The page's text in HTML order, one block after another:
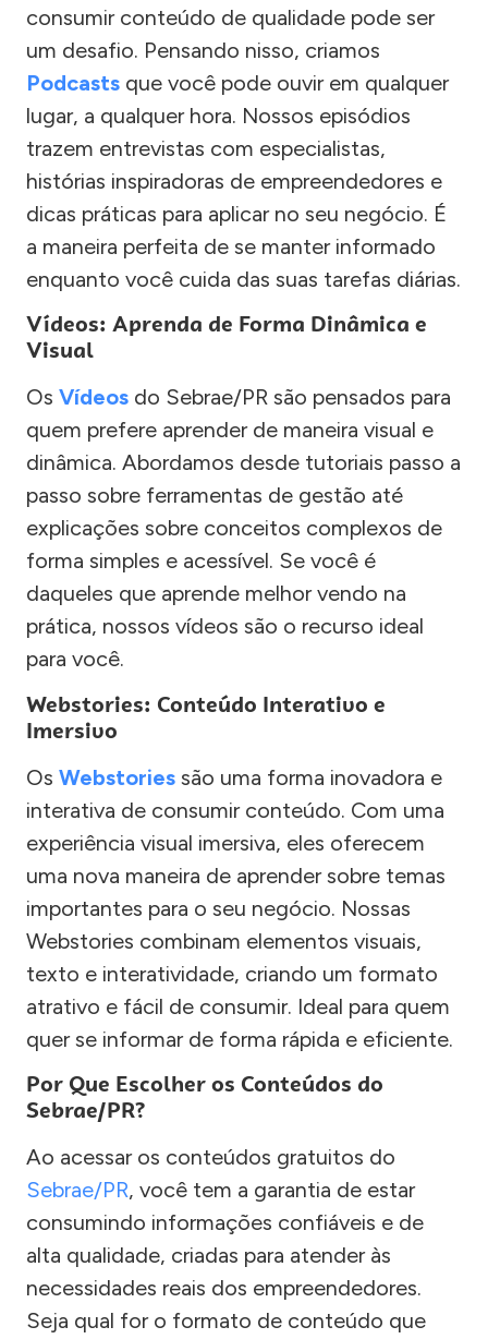
consumir conteúdo de qualidade pode ser
um desafio. Pensando nisso, criamos
Podcasts que você pode ouvir em qualquer
lugar, a qualquer hora. Nossos episódios
trazem entrevistas com especialistas,
histórias inspiradoras de empreendedores e
dicas práticas para aplicar no seu negócio. É
a maneira perfeita de se manter informado
enquanto você cuida das suas tarefas diárias.
Vídeos: Aprenda de Forma Dinâmica e
Visual
Os Vídeos do Sebrae/PR são pensados para
quem prefere aprender de maneira visual e
dinâmica. Abordamos desde tutoriais passo a
passo sobre ferramentas de gestão até
explicações sobre conceitos complexos de
forma simples e acessível. Se você é
daqueles que aprende melhor vendo na
prática, nossos vídeos são o recurso ideal
para você.
Webstories: Conteúdo Interativo e
Imersivo
Os Webstories são uma forma inovadora e
interativa de consumir conteúdo. Com uma
experiência visual imersiva, eles oferecem
uma nova maneira de aprender sobre temas
importantes para o seu negócio. Nossas
Webstories combinam elementos visuais,
texto e interatividade, criando um formato
atrativo e fácil de consumir. Ideal para quem
quer se informar de forma rápida e eficiente.
Por Que Escolher os Conteúdos do
Sebrae/PR?
Ao acessar os conteúdos gratuitos do
Sebrae/PR, você tem a garantia de estar
consumindo informações confiáveis e de
alta qualidade, criadas para atender às
necessidades reais dos empreendedores.
Seja qual for o formato de conteúdo que